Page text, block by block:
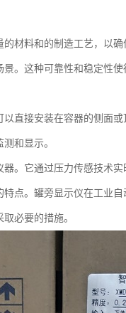
材料和的制造工艺，以
。这种可靠性和稳定性
直接安装在容器的侧面
和显示。
。它通过压力传感技术
点。罐旁显示仪在工业
必要的措施。